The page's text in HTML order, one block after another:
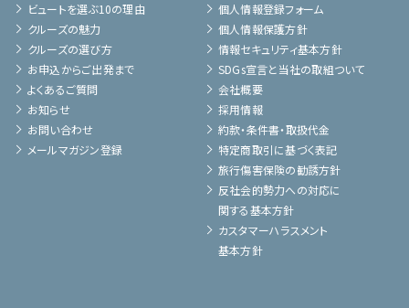
ビュートを選ぶ10の理由
クルーズの魅力
クルーズの選び方
お申込からご出発まで
よくあるご質問
お知らせ
お問い合わせ
メールマガジン登録
個人情報登録フォーム
個人情報保護方針
情報セキュリティ基本方針
SDGs宣言と当社の取組ついて
会社概要
採用情報
約款・条件書・取扱代金
特定商取引に基づく表記
旅行傷害保険の勧誘方針
反社会的勢力への対応に
関する基本方針
カスタマーハラスメント
基本方針